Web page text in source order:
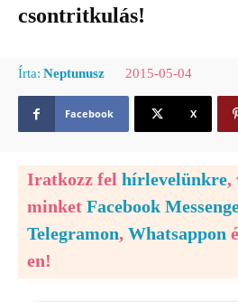
csontritkulás!
Írta: Neptunusz 2015-05-04
Facebook X
Iratkozz fel hírlevelünkre,
minket Facebook
Telegramon, Whatsappon
en!